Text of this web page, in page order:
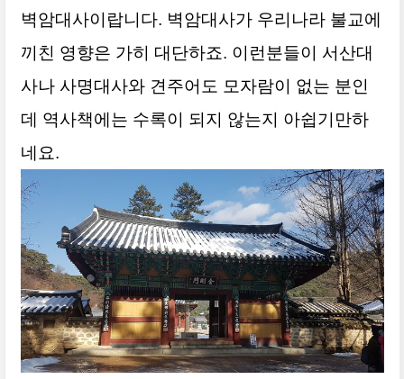
벽암대사이랍니다. 벽암대사가 우리나라 불교에
끼친 영향은 가히 대단하죠. 이런분들이 서산대
사나 사명대사와 견주어도 모자람이 없는 분인
데 역사책에는 수록이 되지 않는지 아쉽기만하
네요.